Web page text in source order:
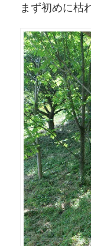
まず初めに枯